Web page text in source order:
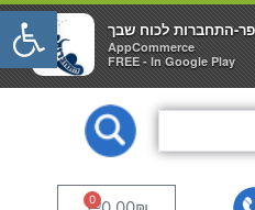
0
×
התחברות לכוח שבך
AppCommerce
FREE - In Google Play
×
התחברות לכוח שבך
AppCommerce
FREE - In Google Play